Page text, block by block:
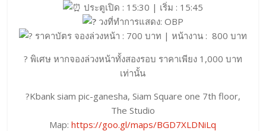
ประตูเปิด : 15:30 | เริ่ม : 15:45
วงที่ทำการแสดง: OBP
ราคาบัตร จองล่วงหน้า : 700 บาท | หน้างาน : 800 บาท
? พิเศษ หากจองล่วงหน้าทั้งสองรอบ ราคาเพียง 1,000 บาท
เท่านั้น
?Kbank siam pic-ganesha, Siam Square one 7th floor,
The Studio
Map:https://goo.gl/maps/BGD7XLDNiLq